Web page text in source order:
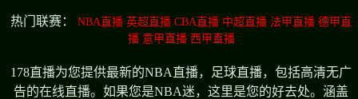
热门联赛： NBA直播 英超直播 CBA直播 中超直播 法甲直播 德甲直
播 意甲直播 西甲直播
178直播为您提供最新的NBA直播，足球直播，包括高清无广
告的在线直播。如果您是NBA迷，这里是您的好去处。涵盖